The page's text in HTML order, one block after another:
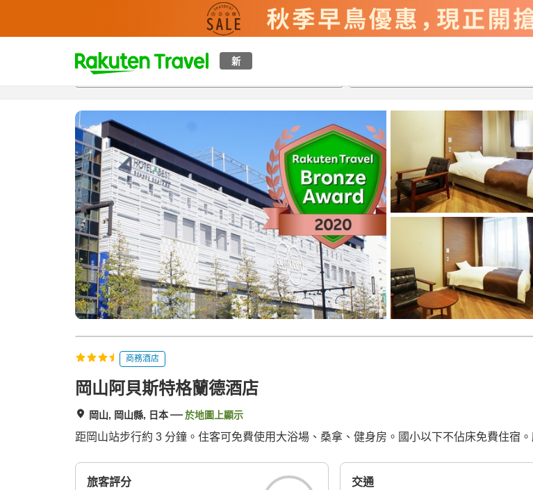
新
t
p
a
g
e
_
s
e
a
r
c
h
概覽房間及住宿方案 評價特色設施
商務酒店
岡山阿貝斯特格蘭德酒店
岡山, 岡山縣, 日本 於地圖上顯示
距岡山站步行約 3 分鐘。住客可免費使用大浴場、桑拿、健身房。國小以下不佔床免費住宿
旅客評分 交通